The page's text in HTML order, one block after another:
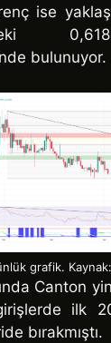
ise
bulunuyor.
grafik.
Canton
ilk
bırakmıştı.